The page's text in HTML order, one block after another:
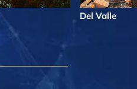
Del Valle